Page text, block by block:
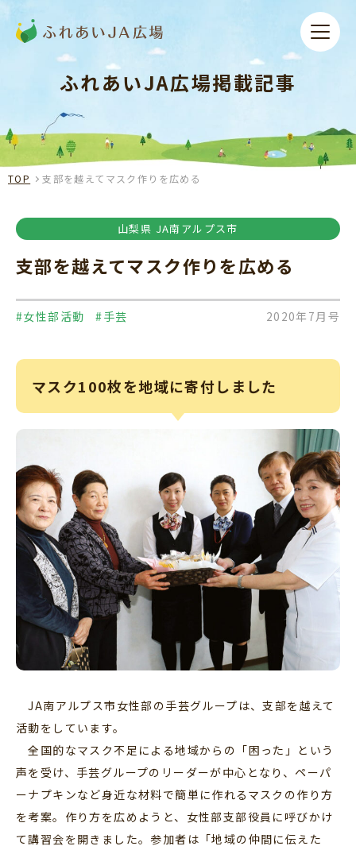
ふれあいJA広場掲載記事
TOP 支部を越えてマスク作りを広める
山梨県 JA南アルプス市
支部を越えてマスク作りを広める
#女性部活動 #手芸 2020年7月号
マスク100枚を地域に寄付しました
JA南アルプス市女性部の手芸グループは、支部を越えて
活動をしています。
全国的なマスク不足による地域からの「困った」という
声を受け、手芸グループのリーダーが中心となり、ペーパ
ーナプキンなど身近な材料で簡単に作れるマスクの作り方
を考案。作り方を広めようと、女性部支部役員に呼びかけ
て講習会を開きました。参加者は「地域の仲間に伝えた